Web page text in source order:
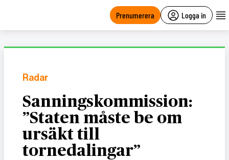
Prenumerera Logga in
Radar
Sanningskommission:
”Staten måste be om
ursäkt till
tornedalingar”